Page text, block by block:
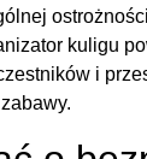
kuligu
i